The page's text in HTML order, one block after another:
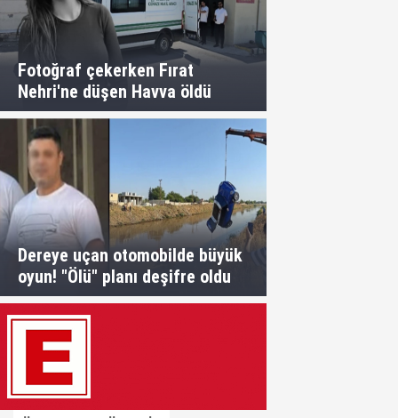
Fotoğraf çekerken Fırat
Nehri'ne düşen Havva öldü
Dereye uçan otomobilde büyük
oyun! "Ölü" planı deşifre oldu